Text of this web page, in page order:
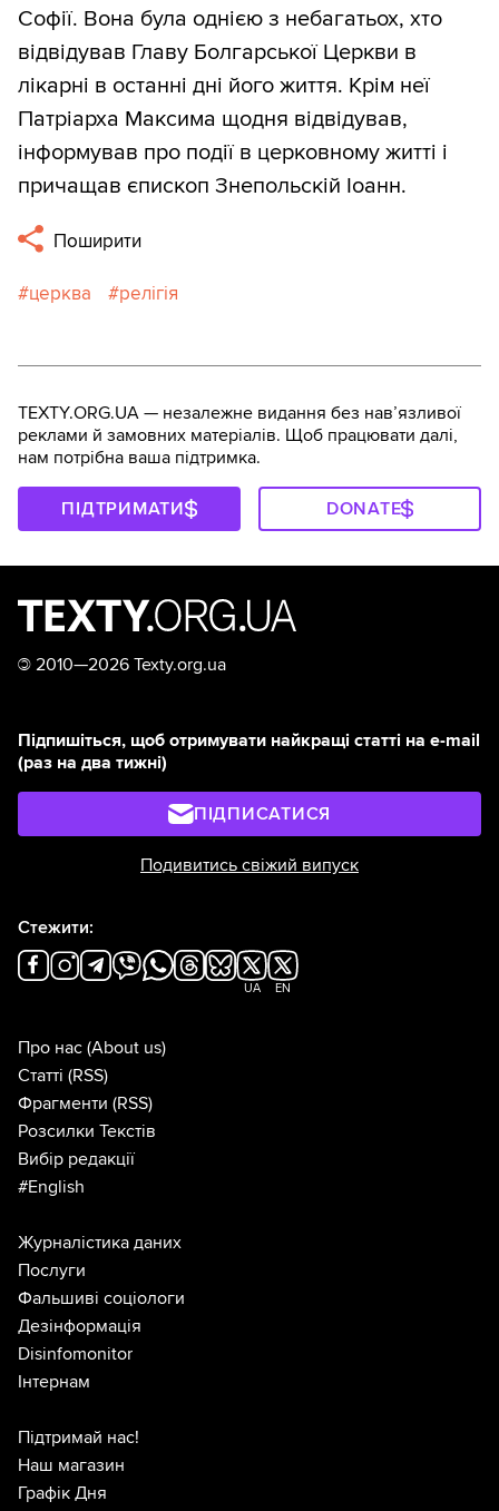
Софії. Вона була однією з небагатьох, хто
відвідував Главу Болгарської Церкви в
лікарні в останні дні його життя. Крім неї
Патріарха Максима щодня відвідував,
інформував про події в церковному житті і
причащав єпископ Знепольскій Іоанн.
Поширити
церква релігія
TEXTY.ORG.UA — незалежне видання без навʼязливої
реклами й замовних матеріалів. Щоб працювати далі,
нам потрібна ваша підтримка.
ПІДТРИМАТИ DONATE
© 2010—2026 Texty.org.ua
Підпишіться, щоб отримувати найкращі статті на e-mail
(раз на два тижні)
ПІДПИСАТИСЯ
Подивитись свіжий випуск
Стежити:
UA EN
Про нас (About us)
Статті (RSS)
Фрагменти (RSS)
Розсилки Текстів
Вибір редакції
#English
Журналістика даних
Послуги
Фальшиві соціологи
Дезінформація
Disinfomonitor
Інтернам
Підтримай нас!
Наш магазин
Графік Дня